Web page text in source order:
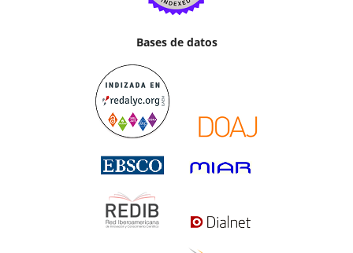
Bases de datos